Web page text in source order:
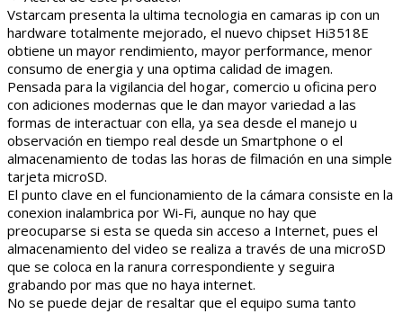
Vstarcam presenta la ultima tecnologia en camaras ip con un
hardware totalmente mejorado, el nuevo chipset Hi3518E
obtiene un mayor rendimiento, mayor performance, menor
consumo de energia y una optima calidad de imagen.
Pensada para la vigilancia del hogar, comercio u oficina pero
con adiciones modernas que le dan mayor variedad a las
formas de interactuar con ella, ya sea desde el manejo u
observación en tiempo real desde un Smartphone o el
almacenamiento de todas las horas de filmación en una simple
tarjeta microSD.
El punto clave en el funcionamiento de la cámara consiste en la
conexion inalambrica por Wi-Fi, aunque no hay que
preocuparse si esta se queda sin acceso a Internet, pues el
almacenamiento del video se realiza a través de una microSD
que se coloca en la ranura correspondiente y seguira
grabando por mas que no haya internet.
No se puede dejar de resaltar que el equipo suma tanto